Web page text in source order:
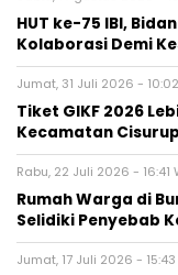
HUT ke-75 IBI,
Kolaborasi Demi
Jumat, 31 Juli 2026 -
Tiket GIKF 2026
Kecamatan
Rabu, 22 Juli 2026 - 16:41
Rumah Warga di
Selidiki Penyebab
Jumat, 17 Juli 2026 - 15:43